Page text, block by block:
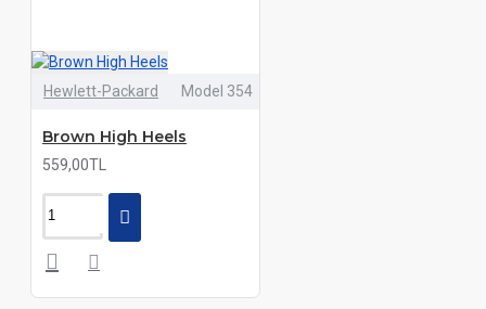
Hewlett-Packard Model 354
Brown High Heels
559,00TL